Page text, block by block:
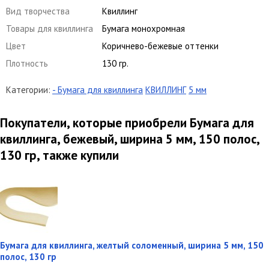
Вид творчества
Квиллинг
Товары для квиллинга
Бумага монохромная
Цвет
Коричнево-бежевые оттенки
Плотность
130 гр.
Категории: - Бумага для квиллинга КВИЛЛИНГ 5 мм
Покупатели, которые приобрели Бумага для
квиллинга, бежевый, ширина 5 мм, 150 полос,
130 гр, также купили
Бумага для квиллинга, желтый соломенный, ширина 5 мм, 150
полос, 130 гр